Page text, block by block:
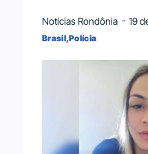
Notícias Rondônia 19
Brasil,Polícia